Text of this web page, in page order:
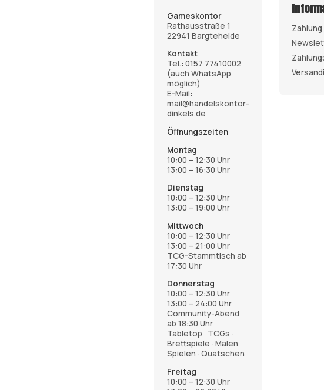
Gameskontor
Rathausstraße 1
22941 Bargteheide
Kontakt
Tel.:0157 77410002
(auch WhatsApp
möglich)
E-Mail:
mail@handelskontor-
dinkels.de
Öffnungszeiten
Montag
10:00 – 12:30 Uhr
13:00 – 16:30 Uhr
Dienstag
10:00 – 12:30 Uhr
13:00 – 19:00 Uhr
Mittwoch
10:00 – 12:30 Uhr
13:00 – 21:00 Uhr
TCG-Stammtisch ab
17:30 Uhr
Donnerstag
10:00 – 12:30 Uhr
13:00 – 24:00 Uhr
Community-Abend
ab 18:30 Uhr
Tabletop · TCGs ·
Brettspiele · Malen ·
Spielen · Quatschen
Freitag
10:00 – 12:30 Uhr